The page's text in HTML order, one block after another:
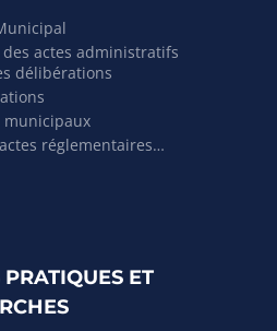
actes administratifs
délibérations
municipaux
réglementaires…
ET